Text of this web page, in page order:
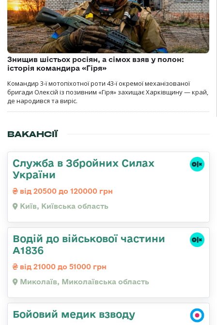
Знищив шістьох росіян, а сімох взяв у полон:
історія командира «Гіря»
Командир 3-ї мотопіхотної роти 43-ї окремої механізованої
бригади Олексій із позивним «Гіря» захищає Харківщину — край,
де народився та виріс.
ВАКАНСІЇ
Служба в Збройних Силах
України
від 20500 до 120000 грн
Київ, Київська область
Водій до військової частини
А1836
від 21000 до 51000 грн
Миколаїв, Миколаївська область
Бойовий медик взводу